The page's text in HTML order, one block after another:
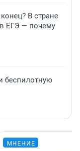
В стране
ЕГЭ — почему
беспилотную
МНЕНИЕ